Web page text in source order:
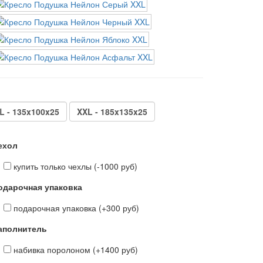
L - 135x100x25 XXL - 185x135x25
купить только чехлы (-1000 руб)
упаковка
подарочная упаковка (+300 руб)
набивка поролоном (+1400 руб)